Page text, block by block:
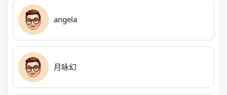
angela
月咏幻